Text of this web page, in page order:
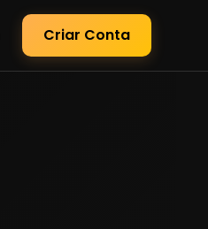
Criar Conta